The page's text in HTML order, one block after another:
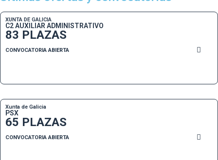
XUNTA DE GALICIA
C2 AUXILIAR ADMINISTRATIVO
83 PLAZAS
CONVOCATORIA ABIERTA
Xunta de Galicia
PSX
65 PLAZAS
CONVOCATORIA ABIERTA